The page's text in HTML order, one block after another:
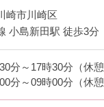
崎市川崎区
小島新田駅 徒歩3分
分～17時30分（休憩
分～09時00分（休憩